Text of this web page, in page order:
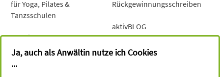
Ja, auch als Anwältin nutze ich Cookies
...
für Yoga, Pilates &
Tanzsschulen
für Mind-Coaches &
Gesundheitsberater
Rückgewinnungsschreiben
aktivBLOG
Newsletter